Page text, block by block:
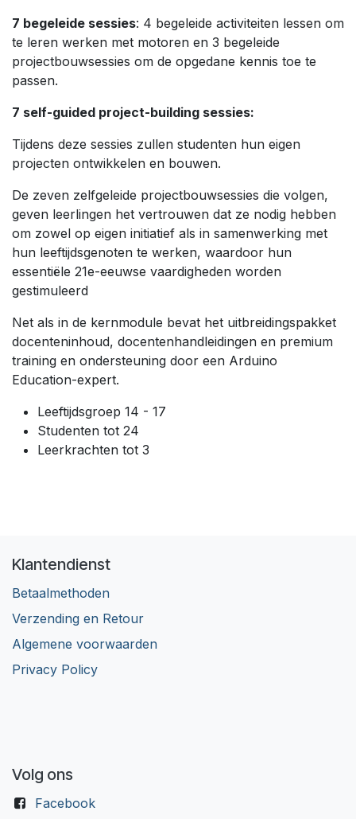
7 begeleide sessies: 4 begeleide activiteiten lessen om
te leren werken met motoren en 3 begeleide
projectbouwsessies om de opgedane kennis toe te
passen.
7 self-guided project-building sessies:
Tijdens deze sessies zullen studenten hun eigen
projecten ontwikkelen en bouwen.
De zeven zelfgeleide projectbouwsessies die volgen,
geven leerlingen het vertrouwen dat ze nodig hebben
om zowel op eigen initiatief als in samenwerking met
hun leeftijdsgenoten te werken, waardoor hun
essentiële 21e-eeuwse vaardigheden worden
gestimuleerd
Net als in de kernmodule bevat het uitbreidingspakket
docenteninhoud, docentenhandleidingen en premium
training en ondersteuning door een Arduino
Education-expert.
Leeftijdsgroep 14 - 17
Studenten tot 24
Leerkrachten tot 3
Klantendienst
Betaalmethoden
Verzending en Retour
Algemene voorwaarden
Privacy Policy
Volg ons
Facebook